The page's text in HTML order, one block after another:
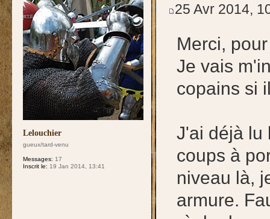
Lelouchier
gueux/tard-venu
Messages: 17
Inscrit le: 19 Jan 2014, 13:41
25 Avr 2014,
Merci,
Je vais
copains si
J'ai déjà lu
coups à
niveau là,
armure.